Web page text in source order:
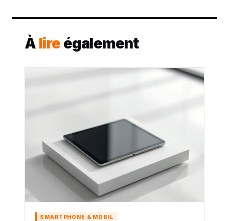
À lire également
SMARTPHONE & MOBIL